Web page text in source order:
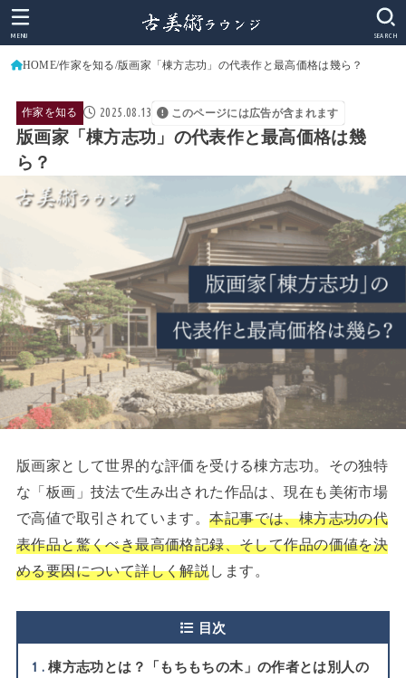
SEARCH
MENU
HOME 作家を知る 版画家「棟方志功」の代表作と最高価格は幾ら？
作家を知る 2025.08.13 このページには広告が含まれます
版画家「棟方志功」の代表作と最高価格は幾
ら？
版画家として世界的な評価を受ける棟方志功。その独特
な「板画」技法で生み出された作品は、現在も美術市場
で高値で取引されています。本記事では、棟方志功の代
表作品と驚くべき最高価格記録、そして作品の価値を決
める要因について詳しく解説します。
目次
1
棟方志功とは？「もちもちの木」の作者とは別人の